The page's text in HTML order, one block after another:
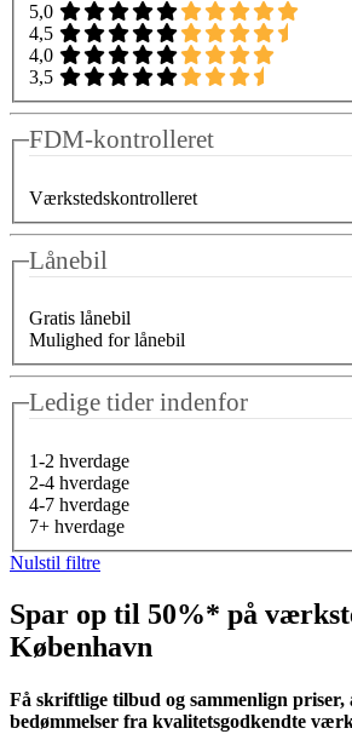
5,0
4,5
4,0
3,5
FDM-kontrolleret
Værkstedskontrolleret
Lånebil
Gratis lånebil
Mulighed for lånebil
Ledige tider indenfor
1-2 hverdage
2-4 hverdage
4-7 hverdage
7+ hverdage
Nulstil filtre
Spar op til 50%* på
København
Få skriftlige tilbud og sammenlign priser,
bedømmelser fra kvalitetsgodkendte